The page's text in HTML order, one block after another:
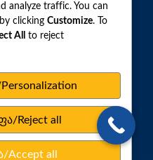
პროფილები
ჩასაბარებლად
ცენტრები
analyze traffic. You can
clicking Customize. To
All
to reject
Reject all
Accept all